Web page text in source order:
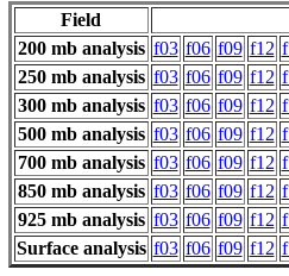
Field
200 mb analysis f03 f06 f09 f12
250 mb analysis f03 f06 f09 f12
300 mb analysis f03 f06 f09 f12
500 mb analysis f03 f06 f09 f12
700 mb analysis f03 f06 f09 f12
850 mb analysis f03 f06 f09 f12
925 mb analysis f03 f06 f09 f12
Surface analysis f03 f06 f09 f12